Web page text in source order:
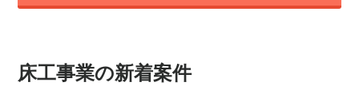
床工事業の新着案件